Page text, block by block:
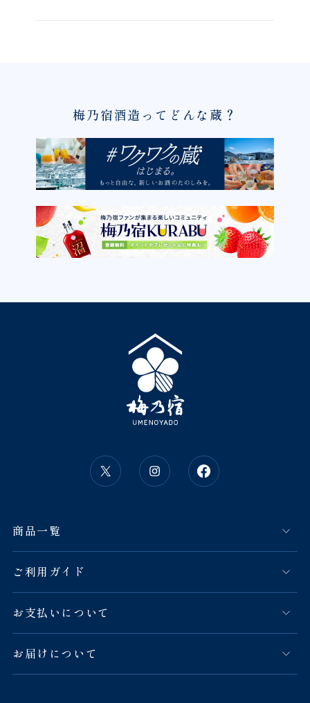
梅乃宿酒造ってどんな蔵？
商品一覧
ご利用ガイド
お支払いについて
お届けについて